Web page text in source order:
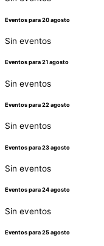
Eventos para20agosto
Sin eventos
Eventos para21agosto
Sin eventos
Eventos para22agosto
Sin eventos
Eventos para23agosto
Sin eventos
Eventos para24agosto
Sin eventos
Eventos para25agosto